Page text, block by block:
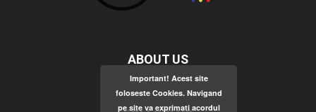
ABOUT US
Important! Acest site
foloseste Cookies. Navigand
pe site va exprimati acordul